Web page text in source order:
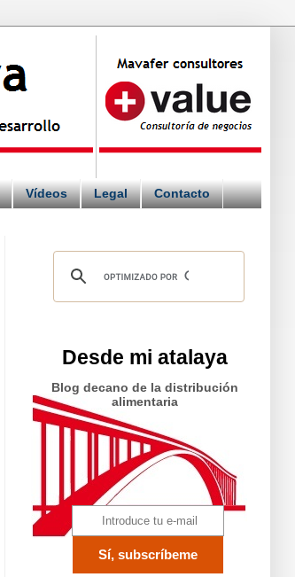
Vídeos Legal Contacto
Desde mi atalaya
Blog decano de la distribución
alimentaria